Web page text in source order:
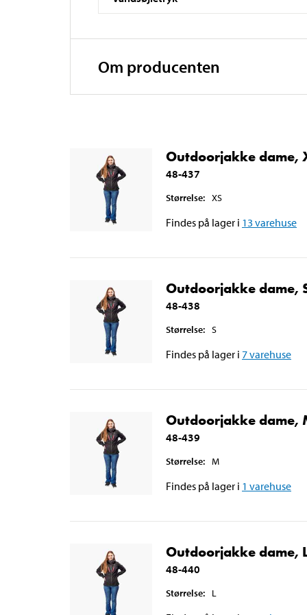
Om producenten
Outdoorjakke dame,
48-437
Størrelse: XS
Findes på lager i 13 varehuse
Outdoorjakke dame,
48-438
Størrelse: S
Findes på lager i 7varehuse
Outdoorjakke dame,
48-439
Størrelse: M
Findes på lager i 1 varehuse
Outdoorjakke dame,
48-440
Størrelse: L